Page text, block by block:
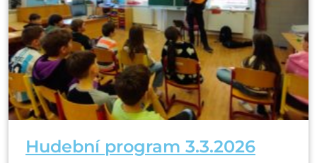
Hudební program 3.3.2026